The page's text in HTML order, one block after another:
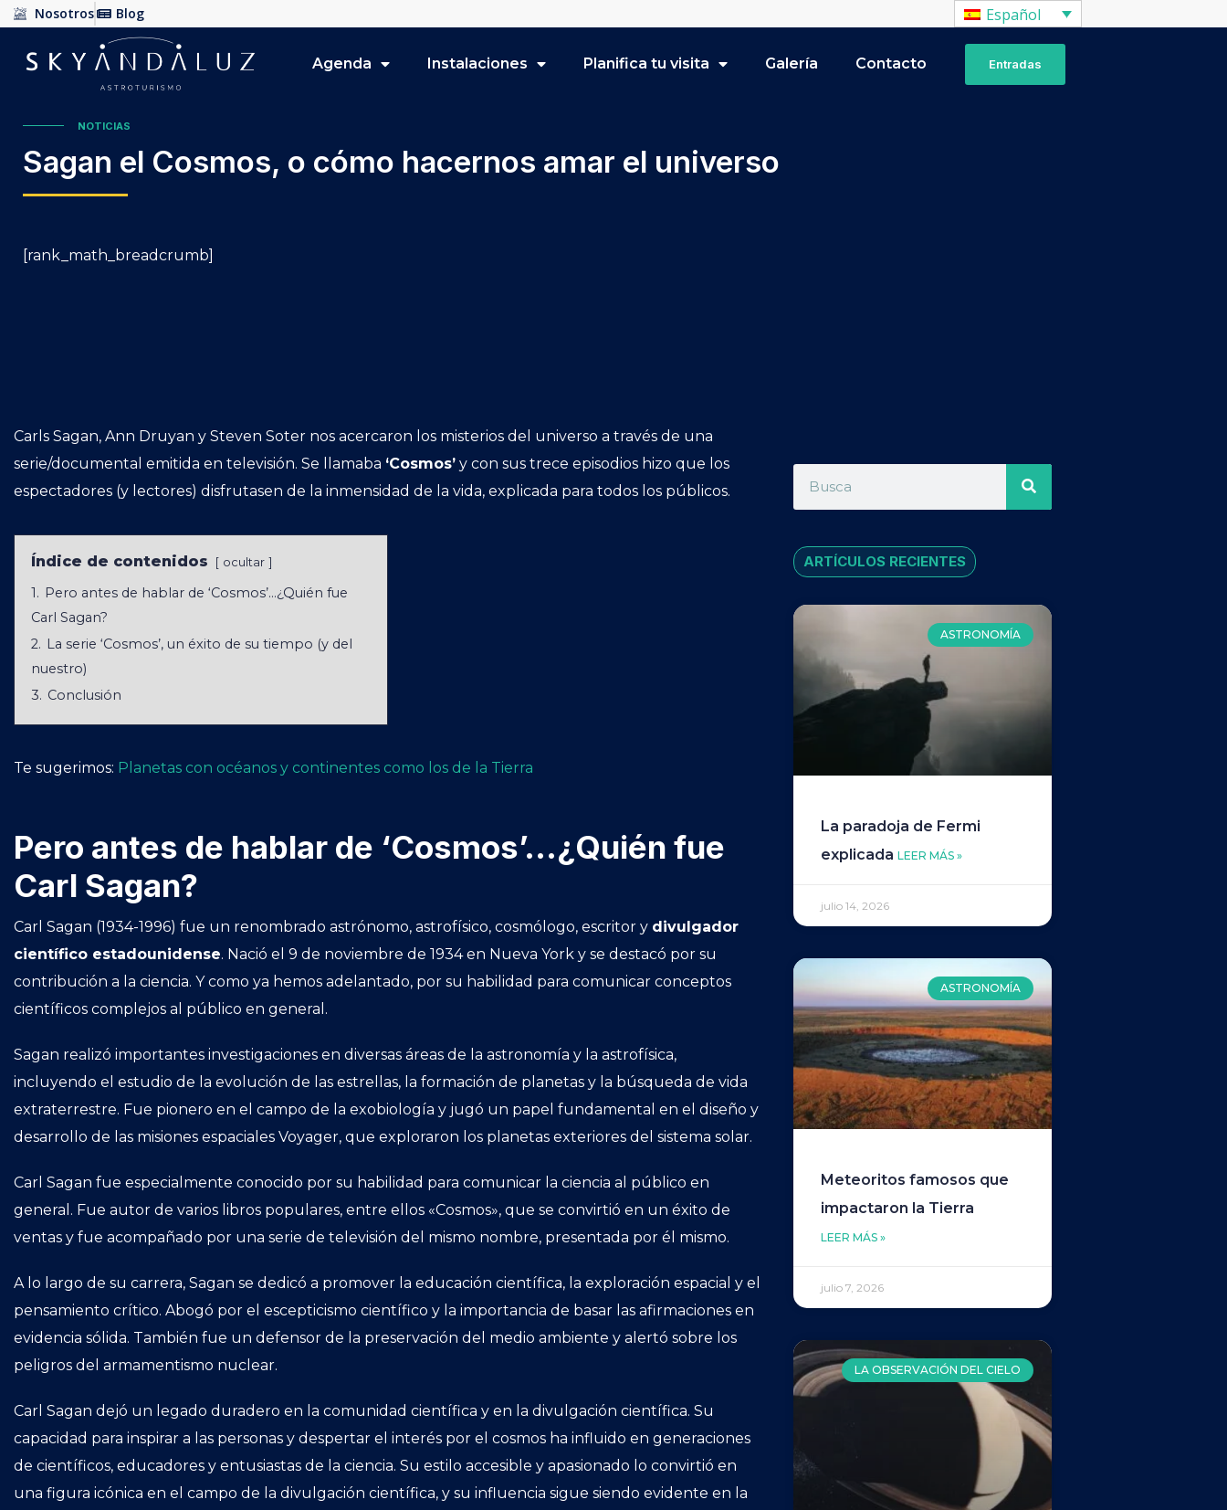
Nosotros Blog Español
Agenda Instalaciones Planifica tu visita Galería Contacto Entradas
NOTICIAS
Sagan el Cosmos, o cómo hacernos amar el universo
[rank_math_breadcrumb]
Carls Sagan, Ann Druyan y Steven Soter nos acercaron los misterios del universo a través de una
serie/documental emitida en televisión. Se llamaba ‘Cosmos’ y con sus trece episodios hizo que los
espectadores (y lectores) disfrutasen de la inmensidad de la vida, explicada para todos los públicos.
Índice de contenidos ocultar
1. Pero antes de hablar de ‘Cosmos’…¿Quién fue
Carl Sagan?
2. La serie ‘Cosmos’, un éxito de su tiempo (y del
nuestro)
3. Conclusión
Te sugerimos: Planetas con océanos y continentes como los de la Tierra
Pero antes de hablar de ‘Cosmos’…¿Quién fue
Carl Sagan?
Carl Sagan (1934-1996) fue un renombrado astrónomo, astrofísico, cosmólogo, escritor y divulgador
científico estadounidense. Nació el 9 de noviembre de 1934 en Nueva York y se destacó por su
contribución a la ciencia. Y como ya hemos adelantado, por su habilidad para comunicar conceptos
científicos complejos al público en general.
Sagan realizó importantes investigaciones en diversas áreas de la astronomía y la astrofísica,
incluyendo el estudio de la evolución de las estrellas, la formación de planetas y la búsqueda de vida
extraterrestre. Fue pionero en el campo de la exobiología y jugó un papel fundamental en el diseño y
desarrollo de las misiones espaciales Voyager, que exploraron los planetas exteriores del sistema solar.
Carl Sagan fue especialmente conocido por su habilidad para comunicar la ciencia al público en
general. Fue autor de varios libros populares, entre ellos «Cosmos», que se convirtió en un éxito de
ventas y fue acompañado por una serie de televisión del mismo nombre, presentada por él mismo.
A lo largo de su carrera, Sagan se dedicó a promover la educación científica, la exploración espacial y el
pensamiento crítico. Abogó por el escepticismo científico y la importancia de basar las afirmaciones en
evidencia sólida. También fue un defensor de la preservación del medio ambiente y alertó sobre los
peligros del armamentismo nuclear.
Carl Sagan dejó un legado duradero en la comunidad científica y en la divulgación científica. Su
capacidad para inspirar a las personas y despertar el interés por el cosmos ha influido en generaciones
de científicos, educadores y entusiastas de la ciencia. Su estilo accesible y apasionado lo convirtió en
una figura icónica en el campo de la divulgación científica, y su influencia sigue siendo evidente en la
ARTÍCULOS RECIENTES
ASTRONOMÍA
La paradoja de Fermi
explicadaLEER MÁS »
julio 14, 2026
ASTRONOMÍA
Meteoritos famosos que
impactaron la Tierra
LEER MÁS »
julio 7, 2026
LA OBSERVACIÓN DEL CIELO